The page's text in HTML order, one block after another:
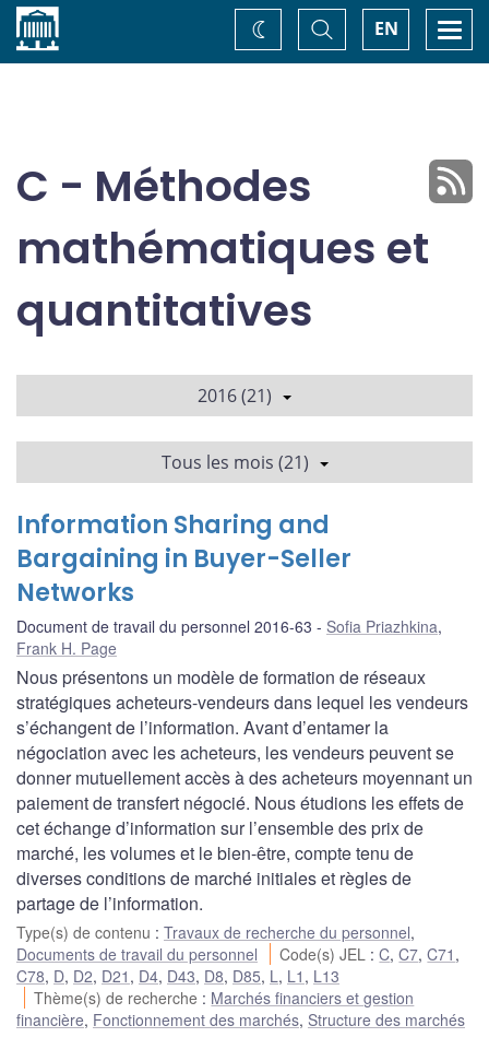
Accueil EN
Basculer
la
recherche
Changez
de
C - Méthodes
mathématiques et
quantitatives
2016 (21)
Tous les mois (21)
Information Sharing and
Bargaining in Buyer-Seller
Networks
Document de travail du personnel 2016-63 Sofia Priazhkina,
Frank H. Page
Nous présentons un modèle de formation de réseaux
stratégiques acheteurs-vendeurs dans lequel les vendeurs
s’échangent de l’information. Avant d’entamer la
négociation avec les acheteurs, les vendeurs peuvent se
donner mutuellement accès à des acheteurs moyennant un
paiement de transfert négocié. Nous étudions les effets de
cet échange d’information sur l’ensemble des prix de
marché, les volumes et le bien-être, compte tenu de
diverses conditions de marché initiales et règles de
partage de l’information.
Type(s) de contenu : Travaux de recherche du personnel,
Documents de travail du personnel
Code(s) JEL :C,C7,C71 ,
C78, D, D2, D21 , D4, D43, D8, D85, L , L1 , L13
Thème(s) de recherche : Marchés financiers et gestion
financière, Fonctionnement des marchés, Structure des marchés